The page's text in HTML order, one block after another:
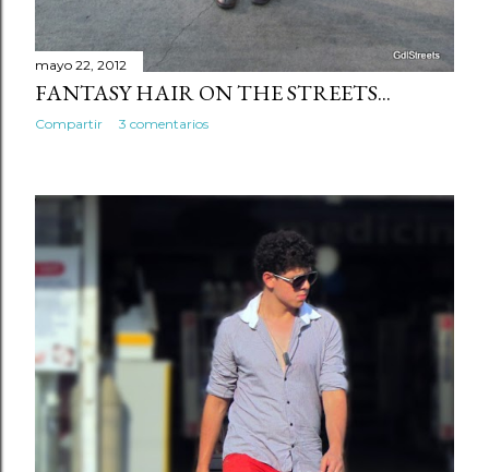
mayo 22, 2012
FANTASY HAIR ON THE STREETS...
Compartir 3 comentarios